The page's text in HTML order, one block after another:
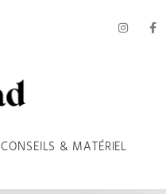
CONSEILS & MATÉRIEL